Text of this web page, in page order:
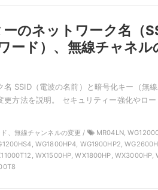
のネットワーク名（
ード）、無線チャネル
SSID（電波の名前）と暗号化キー（無
方法を説明。 セキュリティー強化やロ
、無線チャンネルの変更 /
MR04LN,
WG1800HP4, WG1900HP2,
WX1500HP, WX1800HP, WX3000HP,